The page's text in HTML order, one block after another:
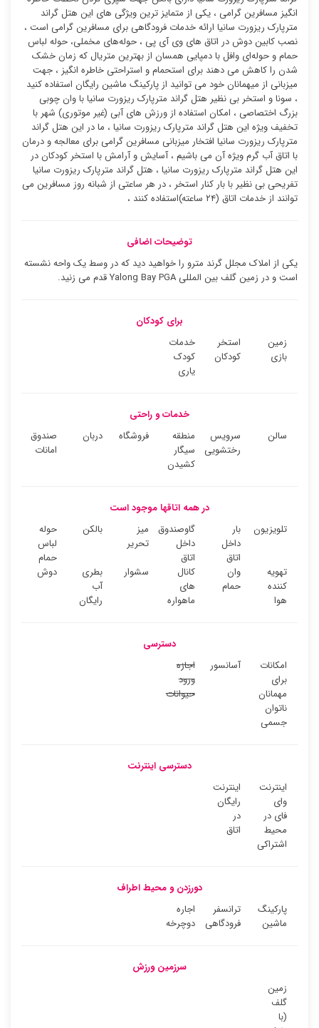
انگیز مسافرین گرامی ، یکی از متمایز ترین ویژگی های این هتل گراند
مترپارک ریزورت سانیا ارائه خدمات فرودگاهی برای مسافرین گرامی است ،
نصب کابین دوش در اتاق های وی آی پی ، حوله‌های مخملی، حوله لباس
حمام و حوله‌ای وافل با دمپایی همسان از بهترین متریال که زمان خشک
شدن را کاهش می دهند برای استحمام و استراحتی خاطره انگیز ، جهت
میزبانی از میهمانان خود می توانید از پارکینگ ماشین رایگان استفاده کنید
، سونا و استخر بی نظیر هتل گراند مترپارک ریزورت سانیا با وان چوبی
بزرگ اختصاصی ، امکان استفاده از ورزش های آبی (غیر موتوری) شهر با
تخفیف ویژه این هتل گراند مترپارک ریزورت سانیا ، ما در این هتل گراند
مترپارک ریزورت سانیا افتخار میزبانی مسافرین گرامی برای معالجه و درمان
با اتاق آب گرم ویژه آن می باشیم ، آسایش و آرامش با استخر کودکان در
این هتل گراند مترپارک ریزورت سانیا ، هتل گراند مترپارک ریزورت سانیا
تفریحی بی نظیر با بار کنار استخر ، در هر ساعتی از شبانه روز مسافرین می
توانند از خدمات اتاق (۲۴ ساعته)استفاده کنند ،
توضیحات اضافی
یکی از املاک مجلل گرند مترو را خواهید دید که در وسط یک واحه نشسته
است و در زمین گلف بین المللی Yalong Bay PGA قدم می زنید.
برای کودکان
زمین
بازی
استخر
کودکان
خدمات
کودک
یاری
خدمات و راحتی
سالن
سرویس
رختشویی
منطقه
سیگار
کشیدن
فروشگاه دربان
صندوق
امانات
در همه اتاقها موجود است
تلویزیون
بار
داخل
اتاق
گاوصندوق
داخل
اتاق
میز
تحریر
بالکن
حوله
لباس
حمام
تهویه
کننده
هوا
وان
حمام
کانال
های
ماهواره
سشوار
بطری
آب
رایگان
دوش
دسترسی
امکانات
برای
مهمانان
ناتوان
جسمی
آسانسور
اجازه
ورود
حیوانات
دسترسی اینترنت
اینترنت
وای
فای در
محیط
اشتراکی
اینترنت
رایگان
در
اتاق
دورزدن و محیط اطراف
پارکینگ
ماشین
ترانسفر
فرودگاهی
اجاره
دوچرخه
سرزمین ورزش
زمین
گلف
(با